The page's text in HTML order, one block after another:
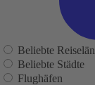
Beliebte
Beliebte Städte
Flughäfen